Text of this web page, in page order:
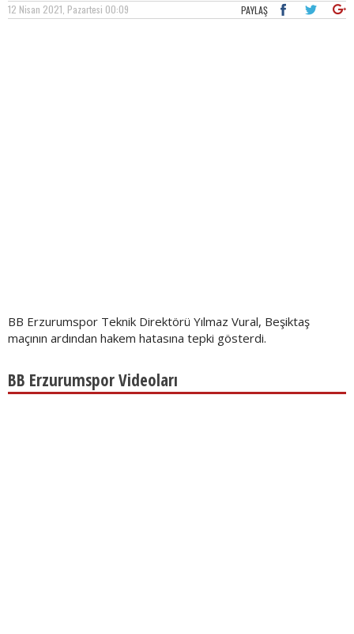
12 Nisan 2021, Pazartesi 00:09 PAYLAŞ
BB Erzurumspor Teknik Direktörü Yılmaz Vural, Beşiktaş
maçının ardından hakem hatasına tepki gösterdi.
BB Erzurumspor Videoları